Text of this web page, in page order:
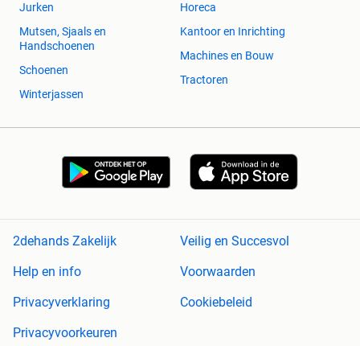
Jurken
Mutsen, Sjaals en
Handschoenen
Schoenen
Winterjassen
Horeca
Kantoor en Inrichting
Machines en Bouw
Tractoren
2dehands Zakelijk
Veilig en Succesvol
Help en info
Voorwaarden
Privacyverklaring
Cookiebeleid
Privacyvoorkeuren